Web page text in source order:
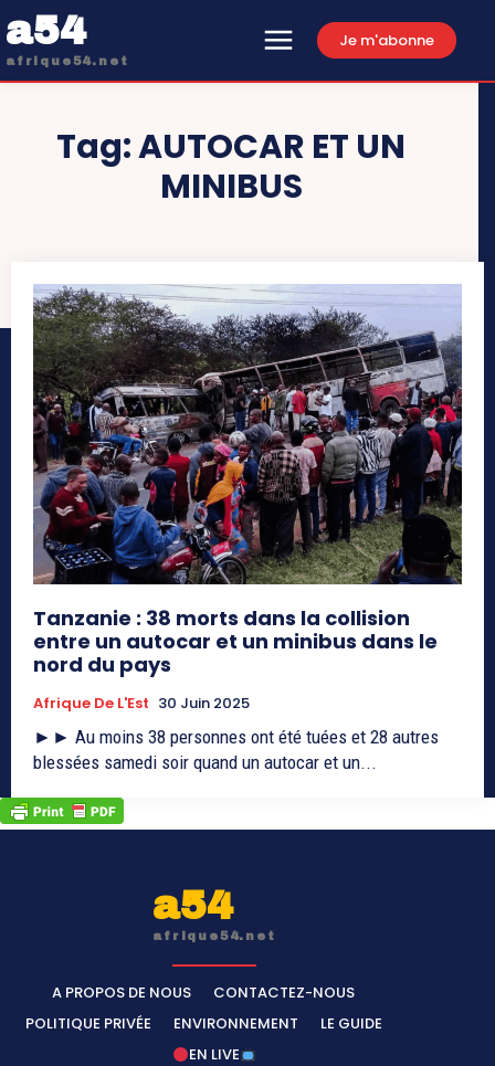
a54
afrique54.net
Je m'abonne
Tag:AUTOCAR ET UN
MINIBUS
Tanzanie : 38 morts dans la collision
entre un autocar et un minibus dans le
nord du pays
Afrique De L'Est 30 Juin 2025
►► Au moins 38 personnes ont été tuées et 28 autres
blessées samedi soir quand un autocar et un...
a54
afrique54.net
A PROPOS DE NOUS
CONTACTEZ-NOUS
POLITIQUE PRIVÉE
ENVIRONNEMENT
LE GUIDE
EN LIVE